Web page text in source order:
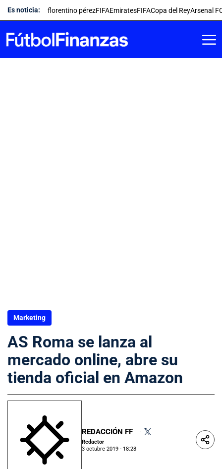
Saltar
al
contenido
Es noticia: florentino pérezFIFAEmiratesFIFACopa del ReyArsenal
Marketing
AS Roma se lanza al
mercado online, abre su
tienda oficial en Amazon
REDACCIÓN FF
Redactor
3 octubre 2019 - 18:28